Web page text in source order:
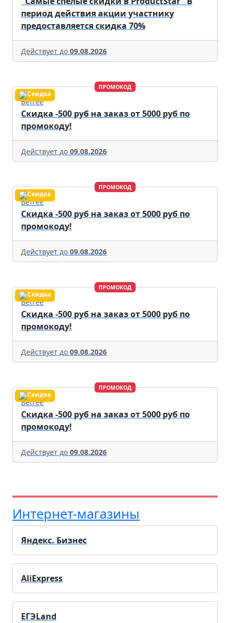
период действия акции участнику
предоставляется скидка 70%
Действует до 09.08.2026
ПРОМОКОД
Befree
Скидка -500 руб на заказ от 5000 руб по
промокоду!
Действует до 09.08.2026
ПРОМОКОД
Befree
Скидка -500 руб на заказ от 5000 руб по
промокоду!
Действует до 09.08.2026
ПРОМОКОД
Befree
Скидка -500 руб на заказ от 5000 руб по
промокоду!
Действует до 09.08.2026
ПРОМОКОД
Befree
Скидка -500 руб на заказ от 5000 руб по
промокоду!
Действует до 09.08.2026
Интернет-магазины
Яндекс. Бизнес
AliExpress
ЕГЭLand